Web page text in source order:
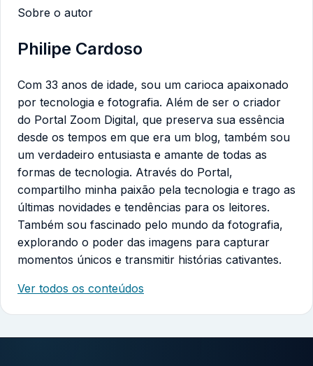
Sobre o autor
Philipe Cardoso
Com 33 anos de idade, sou um carioca apaixonado
por tecnologia e fotografia. Além de ser o criador
do Portal Zoom Digital, que preserva sua essência
desde os tempos em que era um blog, também sou
um verdadeiro entusiasta e amante de todas as
formas de tecnologia. Através do Portal,
compartilho minha paixão pela tecnologia e trago as
últimas novidades e tendências para os leitores.
Também sou fascinado pelo mundo da fotografia,
explorando o poder das imagens para capturar
momentos únicos e transmitir histórias cativantes.
Ver todos os conteúdos